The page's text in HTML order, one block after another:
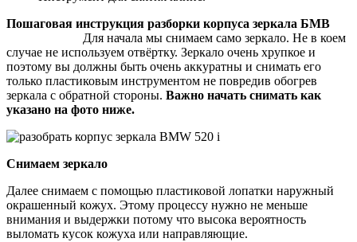
Пошаговая инструкция разборки корпуса зеркала БМВ
Для начала мы снимаем само зеркало. Не в коем
случае не используем отвёртку. Зеркало очень хрупкое и
поэтому вы должны быть очень аккуратны и снимать его
только пластиковым инструментом не повредив обогрев
зеркала с обратной стороны. Важно начать снимать как
указано на фото ниже.
Снимаем зеркало
Далее снимаем с помощью пластиковой лопатки наружный
окрашенный кожух. Этому процессу нужно не меньше
внимания и выдержки потому что высока вероятность
выломать кусок кожуха или направляющие.